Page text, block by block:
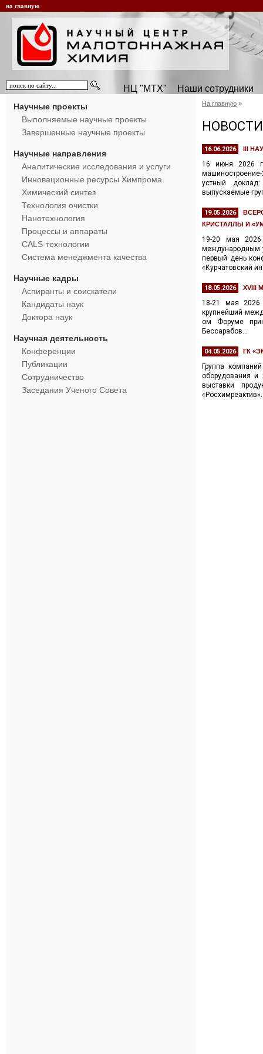
на главную
НЦ "МТХ" Наши сотрудники
Научные проекты
Выполняемые научные проекты
Завершенные научные проекты
Научные направления
Аналитические исследования и услуги
Инновационные ресурсы Химпрома
Химический синтез
Технология очистки
Нанотехнология
Процессы и аппараты
CALS-технологии
Система менеджмента качества
Научные кадры
Аспиранты и соискатели
Кандидаты наук
Доктора наук
Научная деятельность
Конференции
Публикации
Сотрудничество
Заседания Ученого Совета
На главную »
НОВОСТИ
16.06.2026 III
16 июня 2026
машиностроение-
устный
выпускаемые
19.05.2026
КРИСТАЛЛЫ И
19-20 мая 2026
международным
первый день
«Курчатовский
18.05.2026 XVIII
18-21 мая 2026
крупнейший
ом Форуме
Бессарабов...
04.05.2026 ГК
Группа
оборудования и
выставки